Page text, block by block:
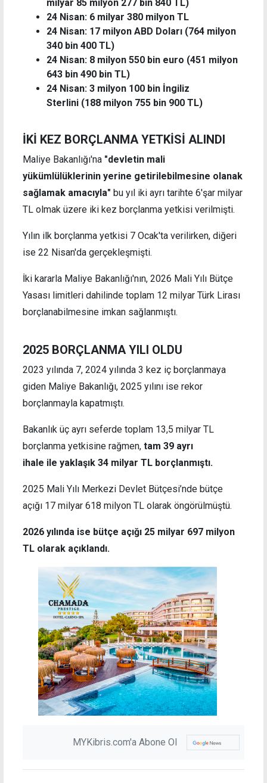
milyar 85 milyon 277 bin 840 TL)
24 Nisan: 6 milyar 380 milyon TL
24 Nisan: 17 milyon ABD Doları (764 milyon
340 bin 400 TL)
24 Nisan: 8 milyon 550 bin euro (451 milyon
643 bin 490 bin TL)
24 Nisan: 3 milyon 100 bin İngiliz
Sterlini (188 milyon 755 bin 900 TL)
İKİ KEZ BORÇLANMA YETKİSİ ALINDI
Maliye Bakanlığı'na "devletin mali
yükümlülüklerinin yerine getirilebilmesine olanak
sağlamak amacıyla" bu yıl iki ayrı tarihte 6'şar milyar
TL olmak üzere iki kez borçlanma yetkisi verilmişti.
Yılın ilk borçlanma yetkisi 7 Ocak'ta verilirken, diğeri
ise 22 Nisan'da gerçekleşmişti.
İki kararla Maliye Bakanlığı'nın, 2026 Mali Yılı Bütçe
Yasası limitleri dahilinde toplam 12 milyar Türk Lirası
borçlanabilmesine imkan sağlanmıştı.
2025 BORÇLANMA YILI OLDU
2023 yılında 7, 2024 yılında 3 kez iç borçlanmaya
giden Maliye Bakanlığı, 2025 yılını ise rekor
borçlanmayla kapatmıştı.
Bakanlık üç ayrı seferde toplam 13,5 milyar TL
borçlanma yetkisine rağmen, tam 39 ayrı
ihale ile yaklaşık 34 milyar TL borçlanmıştı.
2025 Mali Yılı Merkezi Devlet Bütçesi’nde bütçe
açığı 17 milyar 618 milyon TL olarak öngörülmüştü.
2026 yılında ise bütçe açığı 25 milyar 697 milyon
TL olarak açıklandı.
MYKibris.com'a Abone Ol